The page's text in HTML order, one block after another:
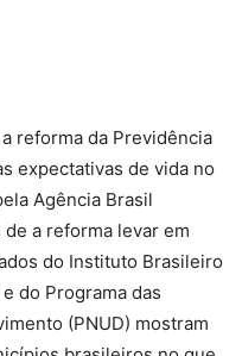
reforma da Previdência
expectativas de vida no
Agência Brasil
a reforma levar em
do Instituto Brasileiro
do Programa das
(PNUD) mostram